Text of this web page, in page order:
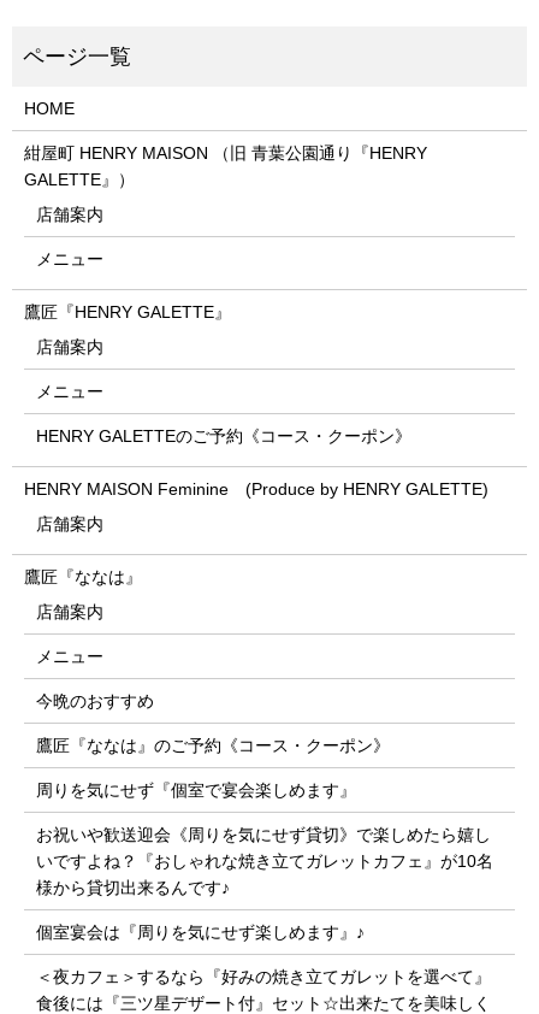
HOME
紺屋町 HENRY MAISON （旧 青葉公園通り『HENRY
GALETTE』）
店舗案内
メニュー
鷹匠『HENRY GALETTE』
店舗案内
メニュー
HENRY GALETTEのご予約《コース・クーポン》
HENRY MAISON Feminine (Produce by HENRY GALETTE)
店舗案内
鷹匠『ななは』
店舗案内
メニュー
今晩のおすすめ
鷹匠『ななは』のご予約《コース・クーポン》
周りを気にせず『個室で宴会楽しめます』
お祝いや歓送迎会《周りを気にせず貸切》で楽しめたら嬉し
いですよね？『おしゃれな焼き立てガレットカフェ』が10名
様から貸切出来るんです♪
個室宴会は『周りを気にせず楽しめます』♪
＜夜カフェ＞するなら『好みの焼き立てガレットを選べて』
食後には『三ツ星デザート付』セット☆出来たてを美味しく